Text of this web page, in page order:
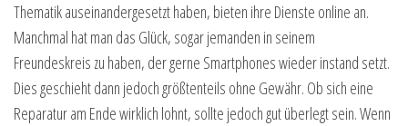
Thematik auseinandergesetzt haben, bieten ihre Dienste online an.
Manchmal hat man das Glück, sogar jemanden in seinem
Freundeskreis zu haben, der gerne Smartphones wieder instand setzt.
Dies geschieht dann jedoch größtenteils ohne Gewähr. Ob sich eine
Reparatur am Ende wirklich lohnt, sollte jedoch gut überlegt sein. Wenn